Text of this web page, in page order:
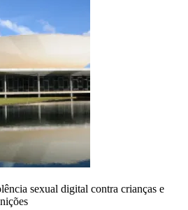
sexual digital contra crianças e